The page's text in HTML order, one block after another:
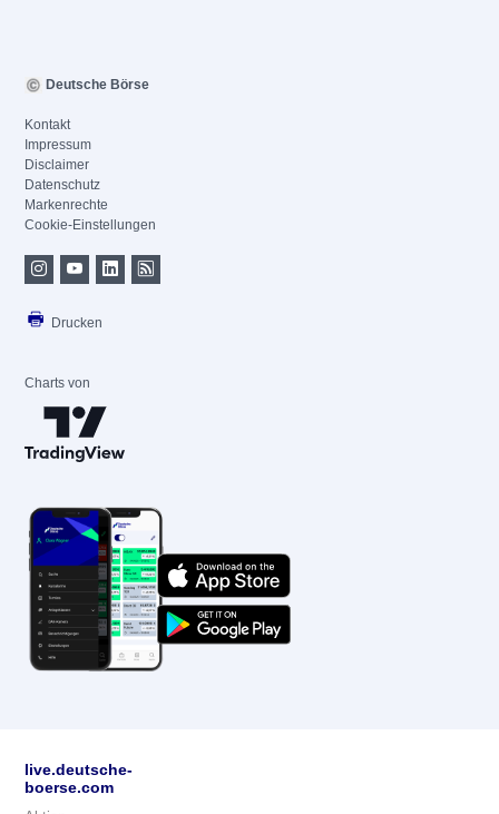
Deutsche Börse
Kontakt
Impressum
Disclaimer
Datenschutz
Markenrechte
Cookie-Einstellungen
Drucken
Charts von
live.deutsche-
boerse.com